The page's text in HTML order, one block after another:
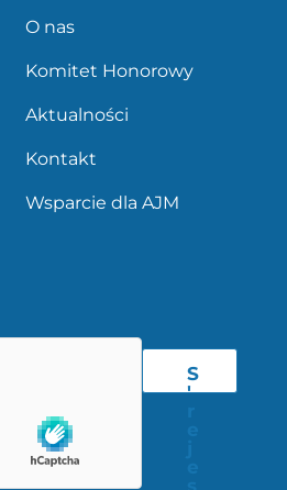
O nas
Komitet Honorowy
Aktualności
Kontakt
Wsparcie dla AJM
S
'